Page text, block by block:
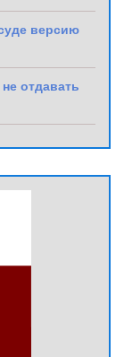
версию
отдавать